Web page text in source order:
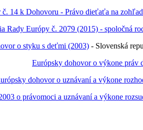
č. 14 k Dohovoru - Právo dieťaťa na
Rady Európy č. 2079 (2015) - spoločná
o styku s deťmi (2003) - Slovenská
Európsky dohovor o výkone práv
dohovor o uznávaní a výkone
o právomoci a uznávaní a výkone